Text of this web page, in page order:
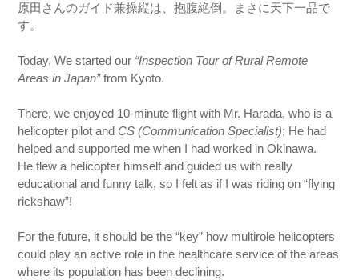
原田さんのガイド兼操縦は、抱腹絶倒。まさに天下一品で
す。
Today, We started our “Inspection Tour of Rural Remote
Areas in Japan”from Kyoto.
There, we enjoyed 10-minute flight with Mr. Harada, who is a
helicopter pilot and CS (Communication Specialist); He had
helped and supported me when I had worked in Okinawa.
He flew a helicopter himself and guided us with really
educational and funny talk, so I felt as if I was riding on “flying
rickshaw”!
For the future, it should be the “key” how multirole helicopters
could play an active role in the healthcare service of the areas
where its population has been declining.